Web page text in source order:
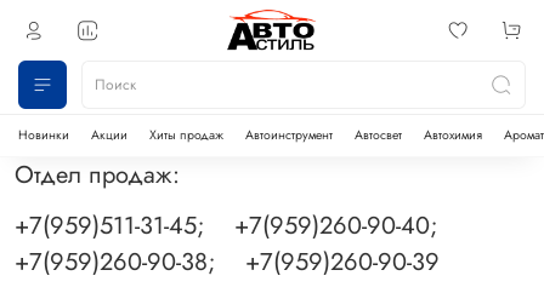
Новинки Акции Хиты продаж Автоинструмент Автосвет Автохимия
Отдел продаж:
+7(959)511-31-45; +7(959)260-90-40;
+7(959)260-90-38; +7(959)260-90-39